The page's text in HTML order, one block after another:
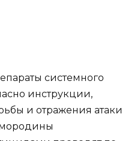
системного
инструкции,
и отражения атаки